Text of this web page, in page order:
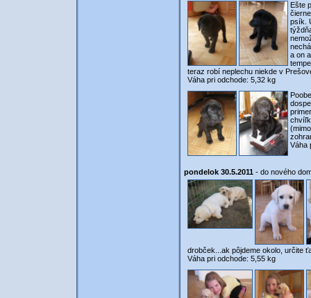
Ešte
psík.
a on
teraz robí neplechu niekde v
Váha pri odchode: 5,32 kg
Váha
pondelok 30.5.2011 - do nového
drobček...ak pôjdeme okolo, určite
Váha pri odchode: 5,55 kg